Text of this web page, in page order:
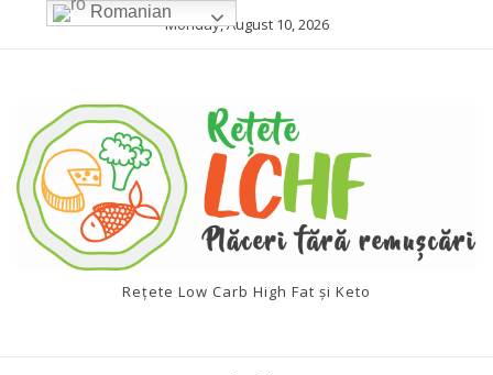
Monday, August 10, 2026
Rețete Low Carb High Fat și Keto
Romanian